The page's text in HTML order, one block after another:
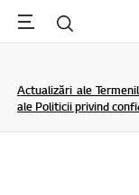
Menu Cautare
Actualizări ale
ale Politicii privind